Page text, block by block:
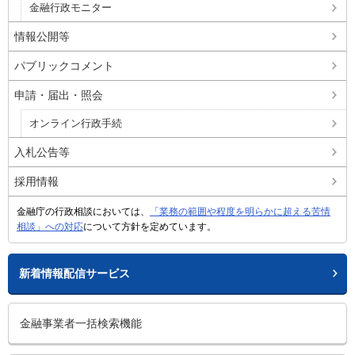
金融行政モニター
情報公開等
パブリックコメント
申請・届出・照会
オンライン行政手続
入札公告等
採用情報
金融庁の行政相談においては、
「業務の範囲や程度を明らかに超える苦情
相談」への対応について方針を定めています。
新着情報配信サービス
金融事業者一括検索機能